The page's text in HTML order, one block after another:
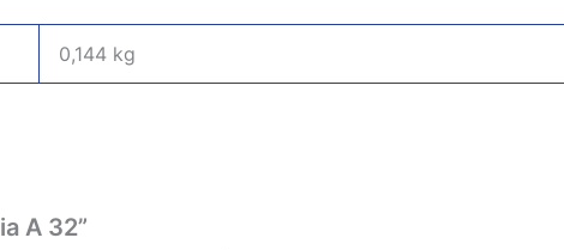
0,144 kg
A 32”